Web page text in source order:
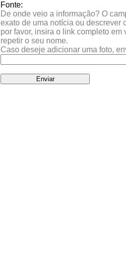
Fonte:
De onde veio a informação? O
exato de uma notícia ou descrever
por favor, insira o link completo
repetir o seu nome.
Caso deseje adicionar uma foto,